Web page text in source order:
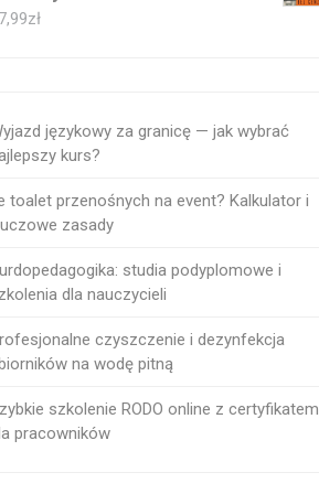
zł
językowy za granicę — jak wybrać
kurs?
toalet przenośnych na event? Kalkulator i
zasady
studia podyplomowe i
dla nauczycieli
czyszczenie i dezynfekcja
na wodę pitną
szkolenie RODO online z certyfikatem
pracowników